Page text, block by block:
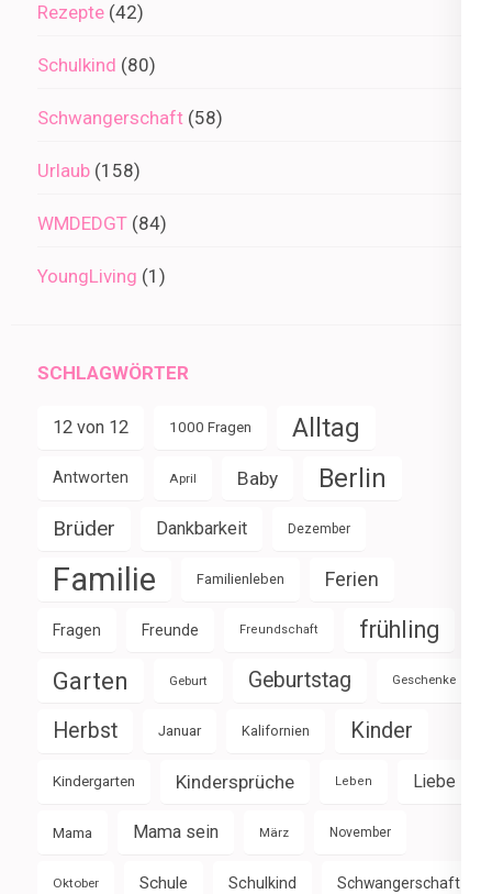
Rezepte (42)
Schulkind (80)
Schwangerschaft (58)
Urlaub (158)
WMDEDGT (84)
YoungLiving (1)
SCHLAGWÖRTER
12 von 12 1000 Fragen Alltag
Antworten April Baby Berlin
Brüder Dankbarkeit Dezember
Familie Familienleben Ferien
Fragen Freunde Freundschaft frühling
Garten Geburt Geburtstag Geschenke
Herbst Januar Kalifornien Kinder
Kindergarten Kindersprüche Leben Liebe
Mama Mama sein März November
Oktober Schule Schulkind Schwangerschaft